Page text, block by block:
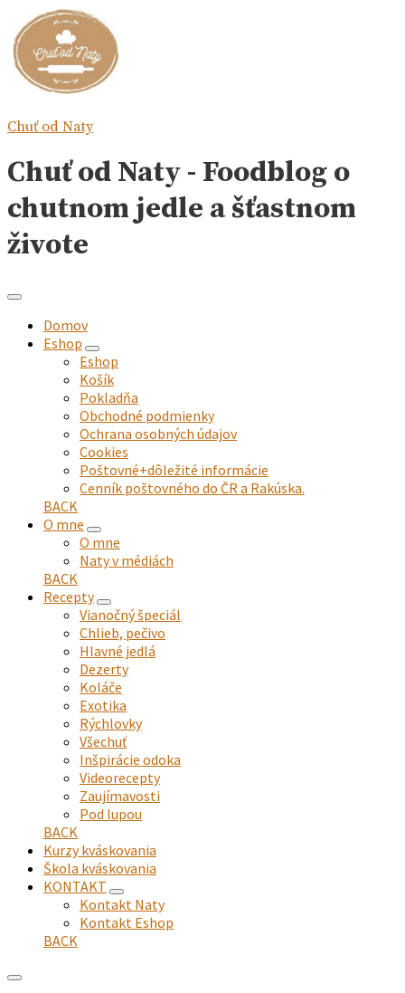
Chuť od Naty
Chuť od Naty - Foodblog o
chutnom jedle a šťastnom
živote
Domov
Eshop
expand
child
menu
Eshop
Košík
Pokladňa
Obchodné podmienky
Ochrana osobných údajov
Cookies
Poštovné+dôležité informácie
Cenník poštovného do ČR a Rakúska.
BACK
O mne
expand
child
menu
O mne
Naty v médiách
BACK
Recepty
expand
child
menu
Vianočný špeciál
Chlieb, pečivo
Hlavné jedlá
Dezerty
Koláče
Exotika
Rýchlovky
Všechuť
Inšpirácie odoka
Videorecepty
Zaujímavosti
Pod lupou
BACK
Kurzy kváskovania
Škola kváskovania
KONTAKT
expand
child
menu
Kontakt Naty
Kontakt Eshop
BACK